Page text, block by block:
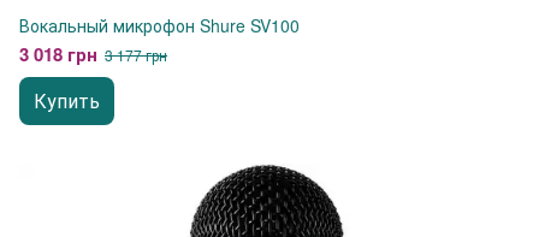
Вокальный микрофон Shure SV100
3 018 грн 3 177 грн
Купить